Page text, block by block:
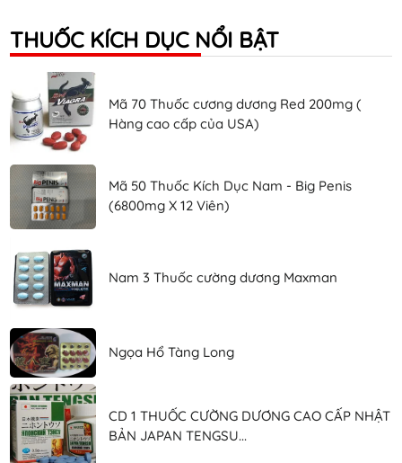
THUỐC KÍCH DỤC NỔI BẬT
Mã 70 Thuốc cương dương Red 200mg (
Hàng cao cấp của USA)
Mã 50 Thuốc Kích Dục Nam - Big Penis
(6800mg X 12 Viên)
Nam 3 Thuốc cường dương Maxman
Ngọa Hổ Tàng Long
CD 1 THUỐC CƯỜNG DƯƠNG CAO CẤP NHẬT
BẢN JAPAN TENGSU...